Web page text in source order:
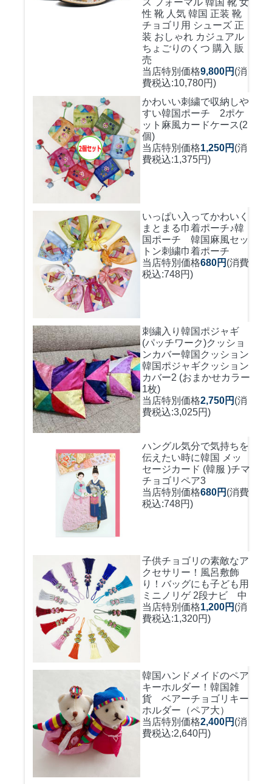
性 靴 人気 韓国 正装 靴
チョゴリ用 シューズ 正
装 おしゃれ カジュアル
ちょごりのくつ 購入 販
売
当店特別価格9,800円 (消
費税込:10,780円)
かわいい刺繍で収納しや
すい韓国ポーチ 2ポケ
ット麻風カードケース(2
個)
当店特別価格1,250円 (消
費税込:1,375円)
いっぱい入ってかわいく
まとまる巾着ポーチ♪韓
国ポーチ 韓国麻風セッ
トン刺繍巾着ポーチ
当店特別価格680円 (消費
税込:748円)
刺繍入り韓国ポジャギ
(パッチワーク)クッショ
ンカバー韓国クッション
韓国ポジャギクッション
カバー2 (おまかせカラー
1枚)
当店特別価格2,750円 (消
費税込:3,025円)
ハングル気分で気持ちを
伝えたい時に韓国 メッ
セージカード (韓服 )チマ
チョゴリペア3
当店特別価格680円 (消費
税込:748円)
子供チョゴリの素敵なア
クセサリー！風呂敷飾
り！バッグにも子ども用
ミニノリゲ 2段ナビ 中
当店特別価格1,200円 (消
費税込:1,320円)
韓国ハンドメイドのペア
キーホルダー！ 韓国雑
貨 ベアーチョゴリキー
ホルダー（ペア大）
当店特別価格2,400円 (消
費税込:2,640円)